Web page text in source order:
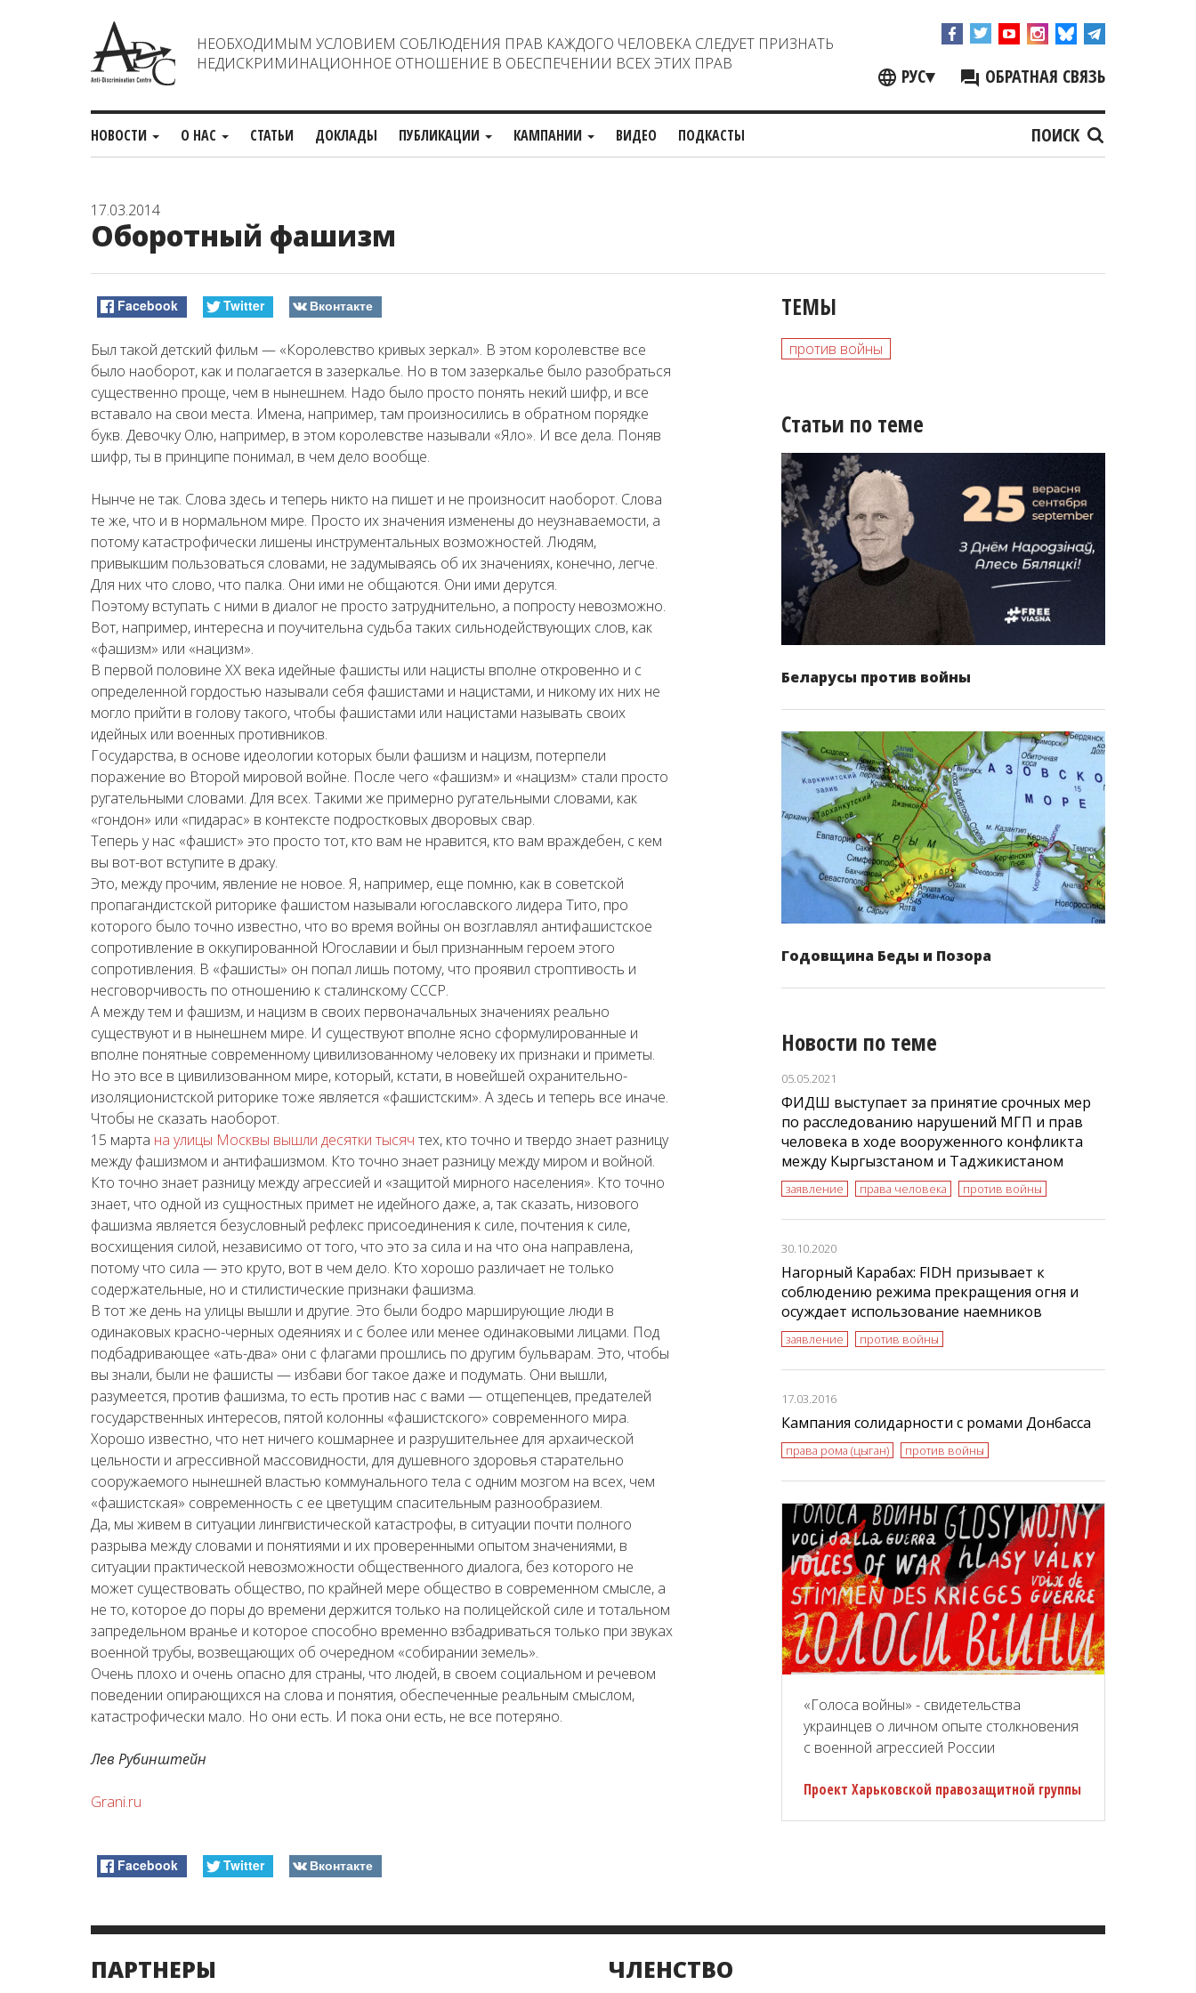
НЕОБХОДИМЫМ УСЛОВИЕМ СОБЛЮДЕНИЯ ПРАВ КАЖДОГО ЧЕЛОВЕКА СЛЕДУЕТ ПРИЗНАТЬ
НЕДИСКРИМИНАЦИОННОЕ ОТНОШЕНИЕ В ОБЕСПЕЧЕНИИ ВСЕХ ЭТИХ ПРАВ
РУС▾ ОБРАТНАЯ СВЯЗЬ
НОВОСТИ О НАС СТАТЬИ ДОКЛАДЫ ПУБЛИКАЦИИ КАМПАНИИ ВИДЕО ПОДКАСТЫ ПОИСК
17.03.2014
Оборотный фашизм
Facebook Twitter Вконтакте
Был такой детский фильм — «Королевство кривых зеркал». В этом королевстве все
было наоборот, как и полагается в зазеркалье. Но в том зазеркалье было разобраться
существенно проще, чем в нынешнем. Надо было просто понять некий шифр, и все
вставало на свои места. Имена, например, там произносились в обратном порядке
букв. Девочку Олю, например, в этом королевстве называли «Яло». И все дела. Поняв
шифр, ты в принципе понимал, в чем дело вообще.
Нынче не так. Слова здесь и теперь никто на пишет и не произносит наоборот. Слова
те же, что и в нормальном мире. Просто их значения изменены до неузнаваемости, а
потому катастрофически лишены инструментальных возможностей. Людям,
привыкшим пользоваться словами, не задумываясь об их значениях, конечно, легче.
Для них что слово, что палка. Они ими не общаются. Они ими дерутся.
Поэтому вступать с ними в диалог не просто затруднительно, а попросту невозможно.
Вот, например, интересна и поучительна судьба таких сильнодействующих слов, как
«фашизм» или «нацизм».
В первой половине XX века идейные фашисты или нацисты вполне откровенно и с
определенной гордостью называли себя фашистами и нацистами, и никому их них не
могло прийти в голову такого, чтобы фашистами или нацистами называть своих
идейных или военных противников.
Государства, в основе идеологии которых были фашизм и нацизм, потерпели
поражение во Второй мировой войне. После чего «фашизм» и «нацизм» стали просто
ругательными словами. Для всех. Такими же примерно ругательными словами, как
«гондон» или «пидарас» в контексте подростковых дворовых свар.
Теперь у нас «фашист» это просто тот, кто вам не нравится, кто вам враждебен, с кем
вы вот-вот вступите в драку.
Это, между прочим, явление не новое. Я, например, еще помню, как в советской
пропагандистской риторике фашистом называли югославского лидера Тито, про
которого было точно известно, что во время войны он возглавлял антифашистское
сопротивление в оккупированной Югославии и был признанным героем этого
сопротивления. В «фашисты» он попал лишь потому, что проявил строптивость и
несговорчивость по отношению к сталинскому СССР.
А между тем и фашизм, и нацизм в своих первоначальных значениях реально
существуют и в нынешнем мире. И существуют вполне ясно сформулированные и
вполне понятные современному цивилизованному человеку их признаки и приметы.
Но это все в цивилизованном мире, который, кстати, в новейшей охранительно-
изоляционистской риторике тоже является «фашистским». А здесь и теперь все иначе.
Чтобы не сказать наоборот.
15 марта на улицы Москвы вышли десятки тысяч тех, кто точно и твердо знает разницу
между фашизмом и антифашизмом. Кто точно знает разницу между миром и войной.
Кто точно знает разницу между агрессией и «защитой мирного населения». Кто точно
знает, что одной из сущностных примет не идейного даже, а, так сказать, низового
фашизма является безусловный рефлекс присоединения к силе, почтения к силе,
восхищения силой, независимо от того, что это за сила и на что она направлена,
потому что сила — это круто, вот в чем дело. Кто хорошо различает не только
содержательные, но и стилистические признаки фашизма.
В тот же день на улицы вышли и другие. Это были бодро марширующие люди в
одинаковых красно-черных одеяниях и с более или менее одинаковыми лицами. Под
подбадривающее «ать-два» они с флагами прошлись по другим бульварам. Это, чтобы
вы знали, были не фашисты — избави бог такое даже и подумать. Они вышли,
разумеется, против фашизма, то есть против нас с вами — отщепенцев, предателей
государственных интересов, пятой колонны «фашистского» современного мира.
Хорошо известно, что нет ничего кошмарнее и разрушительнее для архаической
цельности и агрессивной массовидности, для душевного здоровья старательно
сооружаемого нынешней властью коммунального тела с одним мозгом на всех, чем
«фашистская» современность с ее цветущим спасительным разнообразием.
Да, мы живем в ситуации лингвистической катастрофы, в ситуации почти полного
разрыва между словами и понятиями и их проверенными опытом значениями, в
ситуации практической невозможности общественного диалога, без которого не
может существовать общество, по крайней мере общество в современном смысле, а
не то, которое до поры до времени держится только на полицейской силе и тотальном
запредельном вранье и которое способно временно взбадриваться только при звуках
военной трубы, возвещающих об очередном «собирании земель».
Очень плохо и очень опасно для страны, что людей, в своем социальном и речевом
поведении опирающихся на слова и понятия, обеспеченные реальным смыслом,
катастрофически мало. Но они есть. И пока они есть, не все потеряно.
Лев Рубинштейн
Grani.ru
Facebook Twitter Вконтакте
ТЕМЫ
против войны
Статьи по теме
Беларусы против войны
Годовщина Беды и Позора
Новости по теме
05.05.2021
ФИДШ выступает за принятие срочных мер
по расследованию нарушений МГП и прав
человека в ходе вооруженного конфликта
между Кыргызстаном и Таджикистаном
заявление права человека против войны
30.10.2020
Нагорный Карабах: FIDH призывает к
соблюдению режима прекращения огня и
осуждает использование наемников
заявление против войны
17.03.2016
Кампания солидарности с ромами Донбасса
права рома (цыган) против войны
«Голоса войны» - свидетельства
украинцев о личном опыте столкновения
с военной агрессией России
Проект Харьковской правозащитной группы
ПАРТНЕРЫ ЧЛЕНСТВО